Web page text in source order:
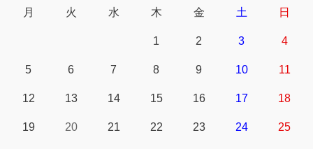
月 火 水 木 金 土 日
1 2 3 4
5 6 7 8 9 10 11
12 13 14 15 16 17 18
19 20 21 22 23 24 25